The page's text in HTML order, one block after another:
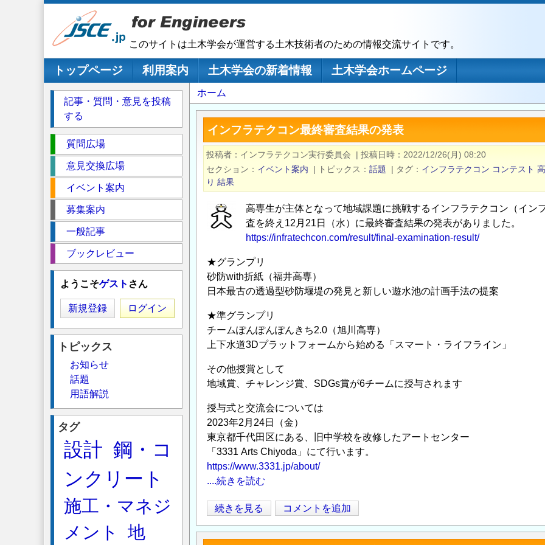
このサイトは土木学会が運営する土木技術者のための情報交流サイトです。
メインナビゲーション
トップページ 利用案内 土木学会の新着情報
土木学会ホームページ
パ
ン
く
ず
ホーム
インフラテクコン最終審査結果の発表
投稿者 インフラテクコン実行委員会 | 投稿日時
2022/12/26(月) 08:20
セクション
イベント案内 | トピックス 話題 | タグ インフラテクコン コンテスト
り 結果
高専生が主体となって地域課題に挑戦するインフラテクコン（イン
査を終え12月21日（水）に最終審査結果の発表がありました。
https://infratechcon.com/result/final-examination-result/
★グランプリ
砂防with折紙（福井高専）
日本最古の透過型砂防堰堤の発見と新しい遊水池の計画手法の提案
★準グランプリ
チームぽんぽんぽんきち2.0（旭川高専）
上下水道3Dプラットフォームから始める「スマート・ライフライン」
その他授賞として
地域賞、チャレンジ賞、SDGs賞が6チームに授与されます
授与式と交流会については
2023年2月24日（金）
東京都千代田区にある、旧中学校を改修したアートセンター
「3331 Arts Chiyoda」にて行います。
https://www.3331.jp/about/
....続きを読む
イ
ン
フ
続きを見る コメントを追加
記事・質問・意見を投稿
する
ク
シ
質問広場
意見交換広場
イベント案内
募集案内
一般記事
ブックレビュー
ようこそゲスト さん
新規登録 ログイン
トピックス
お知らせ
話題
用語解説
タグ
設計 鋼・コ
ンクリート
施工・マネジ
メント
地